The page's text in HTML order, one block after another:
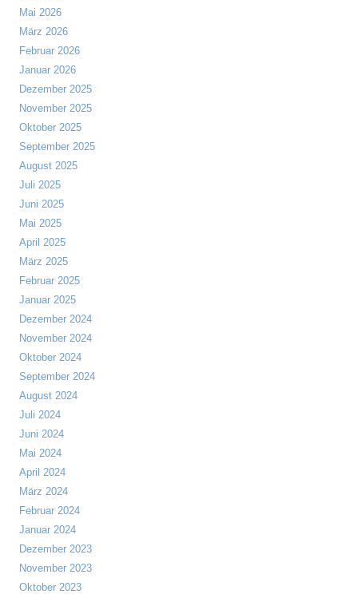
Mai 2026
März 2026
Februar 2026
Januar 2026
Dezember 2025
November 2025
Oktober 2025
September 2025
August 2025
Juli 2025
Juni 2025
Mai 2025
April 2025
März 2025
Februar 2025
Januar 2025
Dezember 2024
November 2024
Oktober 2024
September 2024
August 2024
Juli 2024
Juni 2024
Mai 2024
April 2024
März 2024
Februar 2024
Januar 2024
Dezember 2023
November 2023
Oktober 2023